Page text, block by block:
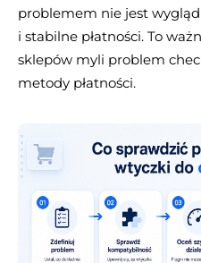
problemem nie jest
i stabilne płatności. To
sklepów myli problem
metody płatności.